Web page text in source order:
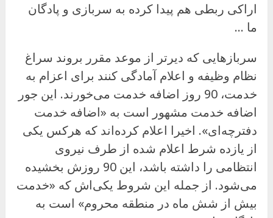
اراکی ربطی هم پیدا کرده به سربازی و پادگان
ما …
سربازهایی که دیرتر از موعد مقرر بروند سراغ
نظام وظیفه و اعلام آمادگی کنند برای اعزام به
خدمت، 90 روز اضافه خدمت می‌خورند. این جور
اضافه خدمت مشهور است به «اضافه خدمت
دفترچه‌ای». اخیرا اعلام کرده‌اند که هرکس یکی
از یازده شرط اعلام شده از طرف نیروی
انتظامی را داشته باشد، این 90 روزش بخشیده
می‌شود. از جمله این شروط یکی‌اش که «خدمت
بیش از شش ماه در منطقه محروم» است به